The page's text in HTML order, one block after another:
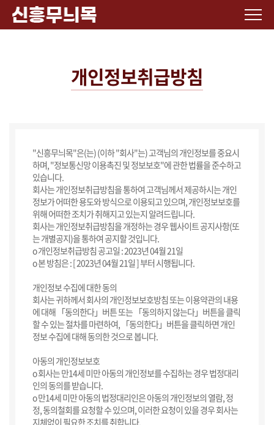
개인정보취급방침
"신흥무늬목"은(는) (이하 "회사"는) 고객님의 개인정보를 중요시
하며, "정보통신망 이용촉진 및 정보보호"에 관한 법률을 준수하고
있습니다.
회사는 개인정보취급방침을 통하여 고객님께서 제공하시는 개인
정보가 어떠한 용도와 방식으로 이용되고 있으며, 개인정보보호를
위해 어떠한 조치가 취해지고 있는지 알려드립니다.
회사는 개인정보취급방침을 개정하는 경우 웹사이트 공지사항(또
는 개별공지)을 통하여 공지할 것입니다.
ο 개인정보취급방침 공고일 : 2023년 04월 21일
ο 본 방침은 : [ 2023년 04월 21일 ] 부터 시행됩니다.
개인정보 수집에 대한 동의
회사는 귀하께서 회사의 개인정보보호방침 또는 이용약관의 내용
에 대해 「동의한다」버튼 또는 「동의하지 않는다」버튼을 클릭
할 수 있는 절차를 마련하여, 「동의한다」버튼을 클릭하면 개인
정보 수집에 대해 동의한 것으로 봅니다.
아동의 개인정보보호
ο 회사는 만14세 미만 아동의 개인정보를 수집하는 경우 법정대리
인의 동의를 받습니다.
ο 만14세 미만 아동의 법정대리인은 아동의 개인정보의 열람, 정
정, 동의철회를 요청할 수 있으며, 이러한 요청이 있을 경우 회사는
지체없이 필요한 조치를 취합니다.